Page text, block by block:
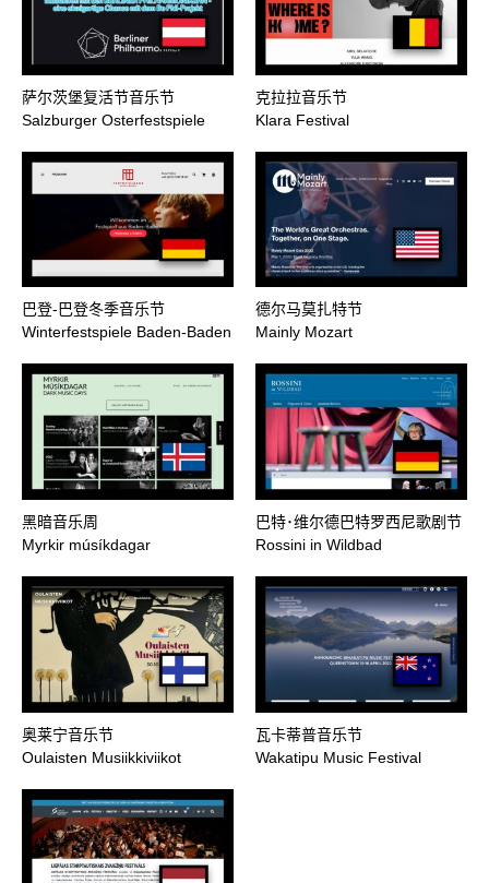
萨尔茨堡复活节音乐节
Salzburger Osterfestspiele
克拉拉音乐节
Klara Festival
巴登-巴登冬季音乐节
Winterfestspiele Baden-Baden
德尔马莫扎特节
Mainly Mozart
黑暗音乐周
Myrkir músíkdagar
巴特･维尔德巴特罗西尼歌剧节
Rossini in Wildbad
奥莱宁音乐节
Oulaisten Musiikkiviikot
瓦卡蒂普音乐节
Wakatipu Music Festival